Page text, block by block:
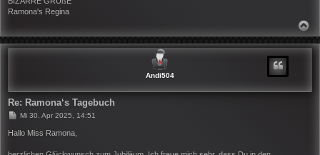
Ramona's Regina
Andi504
Re: Ramona‘s Tagebuch
B
i
Mi 30. Apr 2025, 14:51
Hallo Miss Ramona,